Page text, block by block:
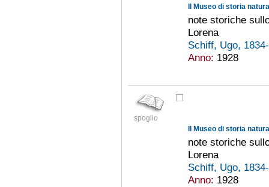
note storiche
Lorena
Schiff, Ugo,
Anno: 1928
spoglio
note storiche
Lorena
Schiff, Ugo,
Anno: 1928